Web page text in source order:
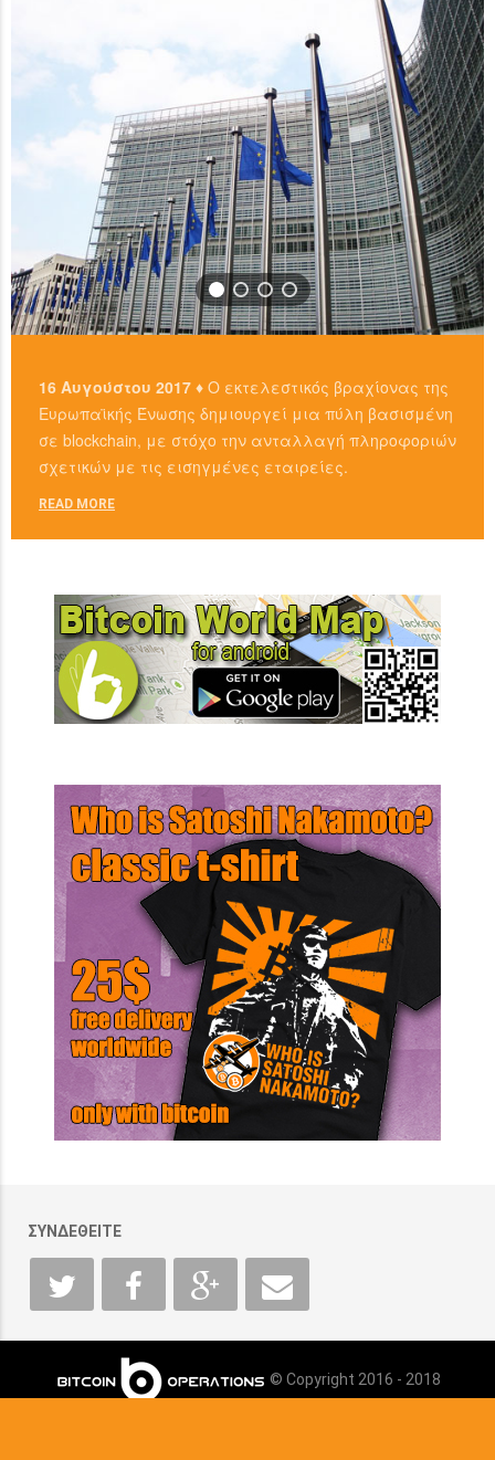
READ MORE
16 Αυγούστου 2017 ♦ Ο εκτελεστικός βραχίονας της
Ευρωπαϊκής Ένωσης δημιουργεί μια πύλη βασισμένη
σε blockchain, με στόχο την ανταλλαγή πληροφοριών
σχετικών με τις εισηγμένες εταιρείες.
READ MORE
ΣΥΝΔΕΘΕΙΤΕ
© Copyright 2016 - 2018